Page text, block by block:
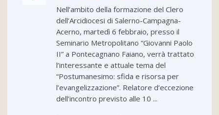
Nell’ambito della formazione del Clero
dell’Arcidiocesi di Salerno-Campagna-
Acerno, martedì 6 febbraio, presso il
Seminario Metropolitano “Giovanni Paolo
II” a Pontecagnano Faiano, verrà trattato
l’interessante e attuale tema del
“Postumanesimo: sfida e risorsa per
l’evangelizzazione”. Relatore d’eccezione
dell’incontro previsto alle 10 ...